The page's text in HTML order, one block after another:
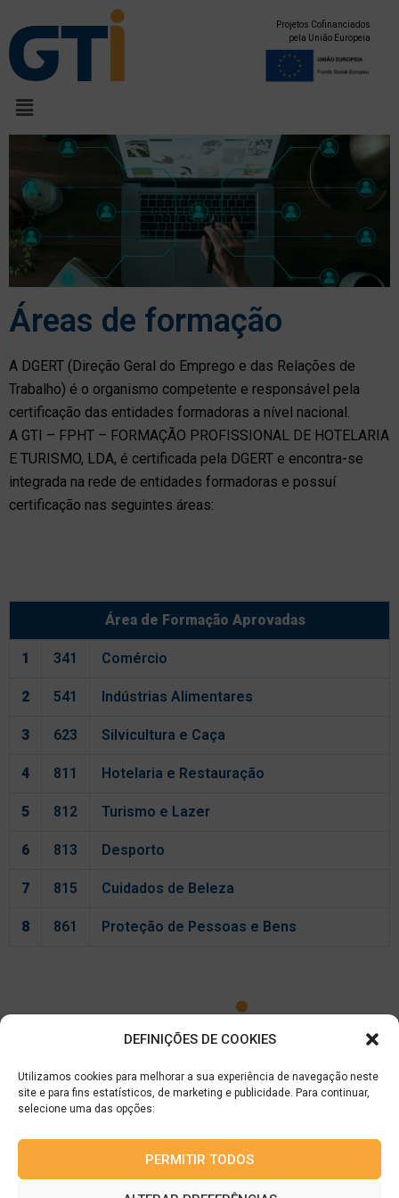
DEFINIÇÕES DE COOKIES
Utilizamos cookies para melhorar a sua experiência de navegação neste
site e para fins estatísticos, de marketing e publicidade. Para continuar,
selecione uma das opções:
PERMITIR TODOS
Projetos Cofinanciados
pela União Europeia
Áreas de formação
A DGERT (Direção Geral do Emprego e das Relações de
Trabalho) é o organismo competente e responsável pela
certificação das entidades formadoras a nível nacional.
A GTI – FPHT – FORMAÇÃO PROFISSIONAL DE HOTELARIA
E TURISMO, LDA, é certificada pela DGERT e encontra-se
integrada na rede de entidades formadoras e possuí
certificação nas seguintes áreas:
Área de Formação Aprovadas
1 341 Comércio
2 541 Indústrias Alimentares
3 623 Silvicultura e Caça
4 811 Hotelaria e Restauração
5 812 Turismo e Lazer
6 813 Desporto
7 815 Cuidados de Beleza
8 861 Proteção de Pessoas e Bens
GTI – F.P.H.T. – Formação Profissional de Hotelaria e Turismo, Lda
Rua de Barros n.º 101 – Gualtar | 4710-058 Braga |
NIPC: 503 839 175 | Capital: 50.200 €